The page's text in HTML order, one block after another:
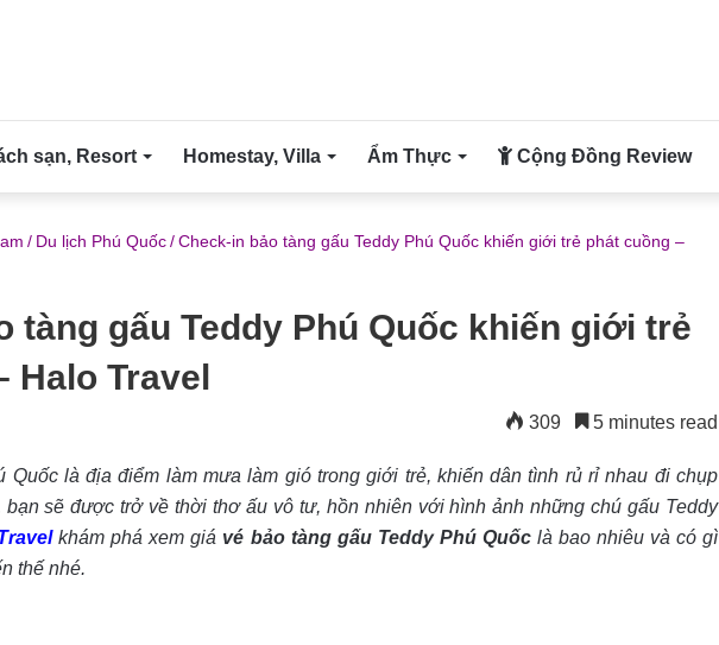
sạn, Resort Homestay, Villa Ẩm Thực Cộng Đồng Review
/ Du lịch Phú Quốc/Check-in bảo tàng gấu Teddy Phú Quốc khiến giới trẻ phát cuồng –
tàng gấu Teddy Phú Quốc khiến giới trẻ
Halo Travel
309 5 minutes read
Quốclà địa điểm làm mưa làm gió trong giới trẻ, khiến dân tình rủ rỉ nhau đi chụp
bạn sẽ được trở về thời thơ ấu vô tư, hồn nhiên với hình ảnh những chú gấu Teddy
khám phá xem giá vé bảo tàng gấu Teddy Phú Quốclà bao nhiêu và có gì
thế nhé.